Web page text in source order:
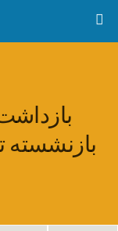
بازنشسته